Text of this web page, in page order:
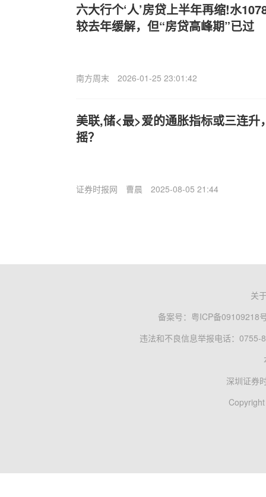
六大行个‘人’房贷上半年再缩!水
较去年缓解，但“房贷高峰期”已过
南方周末 2026-01-25 23:01:42
美联,储<最>爱的通胀指标或三连升
摇？
证券时报网 曹晨 2025-08-05 21:44
关
备案号： 粤ICP备09109218
违法和不良信息举报电话：0755-
深圳证券